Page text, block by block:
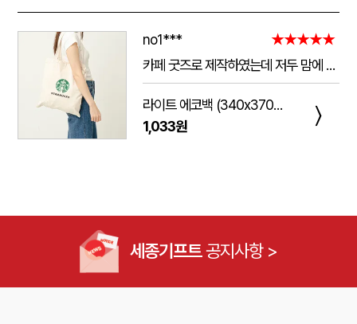
no1***
★★★★★
카페 굿즈로 제작하였는데 저두 맘에 들고 손님들도 맘에 들어하세요. 저두 매일 들고 다니는데 탄탄해서 좋아요.가격도 맘에 들어서 벌써 3번째 주문했어요.진행 과정에 있어서도 상담 직원분들 세심하고 친절하세요.
라이트 에코백 (340x370mm)
1,033원
〉
세종기프트공지사항 >